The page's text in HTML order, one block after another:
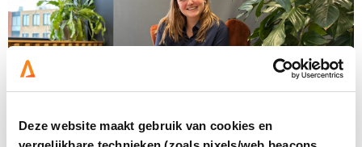
Deze website maakt gebruik van cookies en